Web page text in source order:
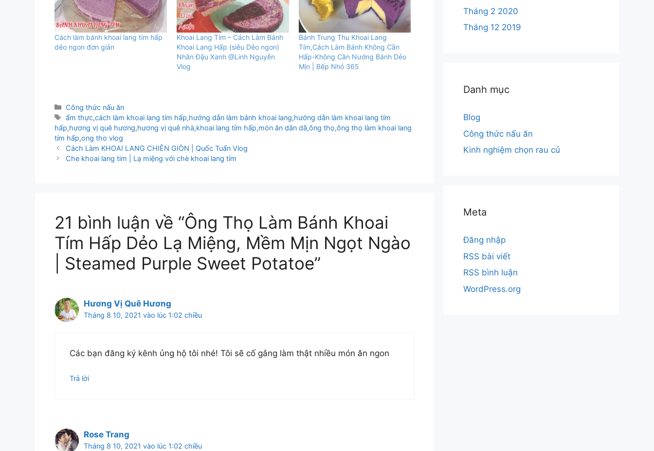
Cách làm bánh khoai lang tím hấp
dẻo ngon đơn giản
Khoai Lang Tím – Cách Làm Bánh
Khoai Lang Hấp (siêu Dẻo ngon)
Nhân Đậu Xanh @Linh Nguyễn
Vlog
Bánh Trung Thu Khoai Lang
Tím,Cách Làm Bánh Không Cần
Hấp-Không Cần Nướng Bánh Dẻo
Mịn | Bếp Nhỏ 365
Danh
mục
Công thức nấu ăn
Thẻ
ẩm thực,cách làm khoai lang tím hấp,hướng dẫn làm bánh khoai lang,hướng dẫn làm khoai lang tím
hấp,hương vị quê hương,hương vị quê nhà,khoai lang tím hấp,món ăn dân dã,ông thọ,ông thọ làm khoai lang
tím hấp,ong tho vlog
Cách Làm KHOAI LANG CHIÊN GIÒN | Quốc Tuấn Vlog
Che khoai lang tim | Lạ miệng với chè khoai lang tím
21 bình luận về “Ông Thọ Làm Bánh Khoai
Tím Hấp Dẻo Lạ Miệng, Mềm Mịn Ngọt Ngào
| Steamed Purple Sweet Potatoe”
Hương Vị Quê Hương
Tháng 8 10, 2021 vào lúc 1:02 chiều
Các bạn đăng ký kênh ủng hộ tôi nhé! Tôi sẽ cố gắng làm thật nhiều món ăn ngon
Trả lời
Rose Trang
Tháng 8 10, 2021 vào lúc 1:02 chiều
Tháng 2 2020
Tháng 12 2019
Danh mục
Blog
Công thức nấu ăn
Kinh nghiệm chọn rau củ
Meta
Đăng nhập
RSS bài viết
RSS bình luận
WordPress.org